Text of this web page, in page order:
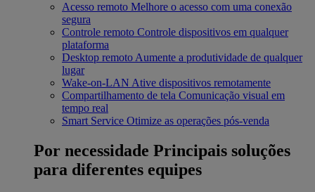
Acesso remoto Melhore o acesso com uma conexão
segura
Controle remoto Controle dispositivos em qualquer
plataforma
Desktop remoto Aumente a produtividade de qualquer
lugar
Wake-on-LAN Ative dispositivos remotamente
Compartilhamento de tela Comunicação visual em
tempo real
Smart Service Otimize as operações pós-venda
Por necessidade Principais soluções
para diferentes equipes